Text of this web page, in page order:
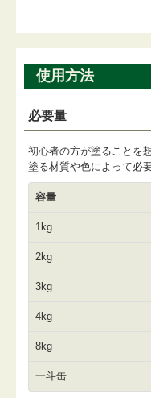
使用方法
必要量
初心者の方が塗ることを
塗る材質や色によって必
容量
1kg
2kg
3kg
4kg
8kg
一斗缶